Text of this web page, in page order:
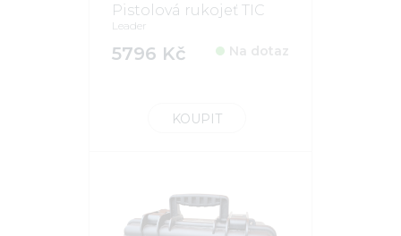
Pistolová rukojeť TIC
Leader
5796 Kč Na dotaz
KOUPIT